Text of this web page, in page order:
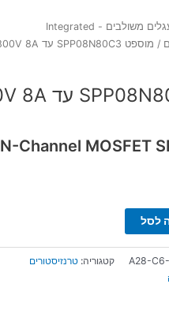
רכיבי מעגלים משולבים - Integrated
/ מוספט SPP08N80C3 עד 800V 8A
N-Channel MOSFET
לסל
A28- קטגוריה: טרנזיסטורים